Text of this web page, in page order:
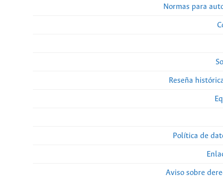
Normas para
Reseña
Política de
Aviso sobre